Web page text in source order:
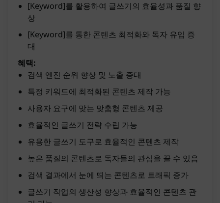
[Keyword]를 활용하여 글쓰기의 효율성과 품질 향
상
[Keyword]를 통한 콘텐츠 최적화와 독자 유입 증
대
혜택:
검색 엔진 순위 향상 및 노출 증대
특정 키워드에 최적화된 콘텐츠 제작 가능
사용자 요구에 맞는 맞춤형 콘텐츠 제공
효율적인 글쓰기 전략 수립 가능
유용한 글쓰기 도구로 효율적인 콘텐츠 제작
높은 품질의 콘텐츠로 독자들의 관심을 끌 수 있음
검색 결과에서 눈에 띄는 콘텐츠로 트래픽 증가
글쓰기 작업의 생산성 향상과 효율적인 콘텐츠 관